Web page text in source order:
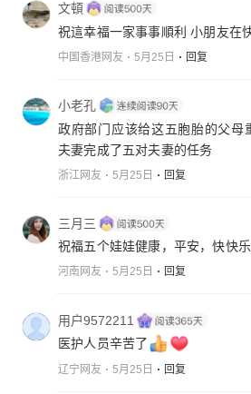
文頓
祝這幸福一家事事順利 小朋友在
中国香港网友 5月25日 回复
小老孔
政府部门应该给这五胞胎的父母
夫妻完成了五对夫妻的任务
浙江网友 5月25日 回复
三月三
祝福五个娃娃健康，平安，快快
河南网友 5月25日 回复
用户9572211
医护人员辛苦了
辽宁网友 5月25日 回复